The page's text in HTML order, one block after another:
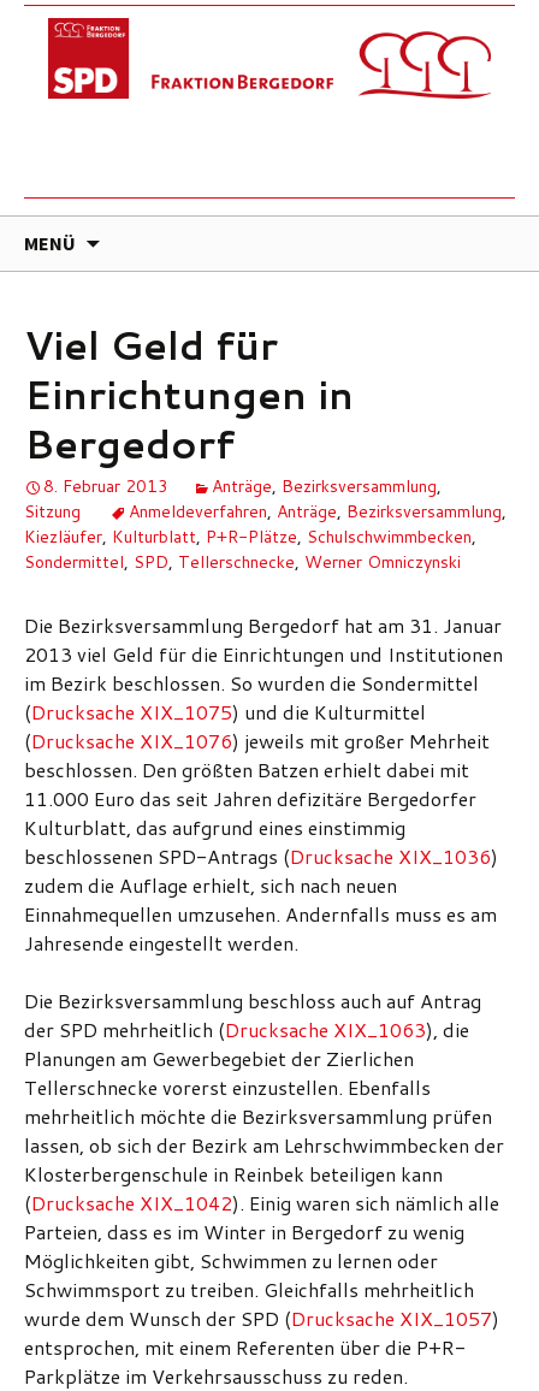
MENÜ
Viel Geld für
Einrichtungen in
Bergedorf
8. Februar 2013 Anträge, Bezirksversammlung,
Sitzung
Anmeldeverfahren, Anträge, Bezirksversammlung,
Kiezläufer, Kulturblatt, P+R-Plätze, Schulschwimmbecken,
Sondermittel, SPD, Tellerschnecke, Werner Omniczynski
Die Bezirksversammlung Bergedorf hat am 31. Januar
2013 viel Geld für die Einrichtungen und Institutionen
im Bezirk beschlossen. So wurden die Sondermittel
(Drucksache XIX_1075) und die Kulturmittel
(Drucksache XIX_1076) jeweils mit großer Mehrheit
beschlossen. Den größten Batzen erhielt dabei mit
11.000 Euro das seit Jahren defizitäre Bergedorfer
Kulturblatt, das aufgrund eines einstimmig
beschlossenen SPD-Antrags (Drucksache XIX_1036)
zudem die Auflage erhielt, sich nach neuen
Einnahmequellen umzusehen. Andernfalls muss es am
Jahresende eingestellt werden.
Die Bezirksversammlung beschloss auch auf Antrag
der SPD mehrheitlich (Drucksache XIX_1063), die
Planungen am Gewerbegebiet der Zierlichen
Tellerschnecke vorerst einzustellen. Ebenfalls
mehrheitlich möchte die Bezirksversammlung prüfen
lassen, ob sich der Bezirk am Lehrschwimmbecken der
Klosterbergenschule in Reinbek beteiligen kann
(Drucksache XIX_1042). Einig waren sich nämlich alle
Parteien, dass es im Winter in Bergedorf zu wenig
Möglichkeiten gibt, Schwimmen zu lernen oder
Schwimmsport zu treiben. Gleichfalls mehrheitlich
wurde dem Wunsch der SPD (Drucksache XIX_1057)
entsprochen, mit einem Referenten über die P+R-
Parkplätze im Verkehrsausschuss zu reden.